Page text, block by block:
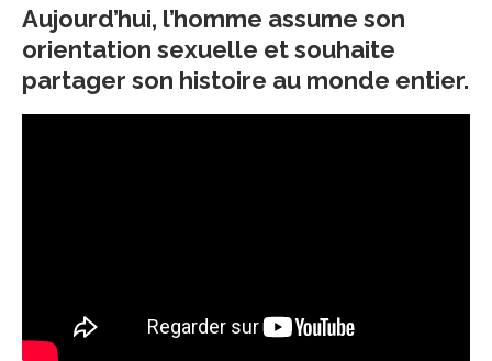
Aujourd’hui, l’homme assume son
orientation sexuelle et souhaite
partager son histoire au monde entier.